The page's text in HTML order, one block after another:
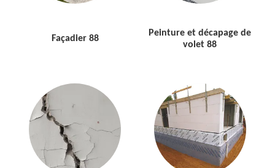
Façadier 88
Peinture et décapage de
volet 88